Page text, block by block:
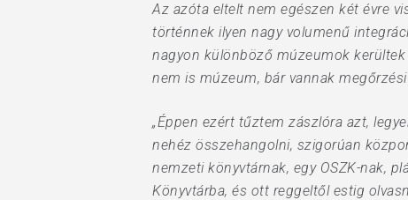
Az azóta eltelt nem egészen két évre
történnek ilyen nagy volumenű
nagyon különböző múzeumok
nem is múzeum, bár vannak
„Éppen ezért tűztem zászlóra azt,
nehéz összehangolni, szigorúan
nemzeti könyvtárnak, egy OSZK-nak,
Könyvtárba, és ott reggeltől estig